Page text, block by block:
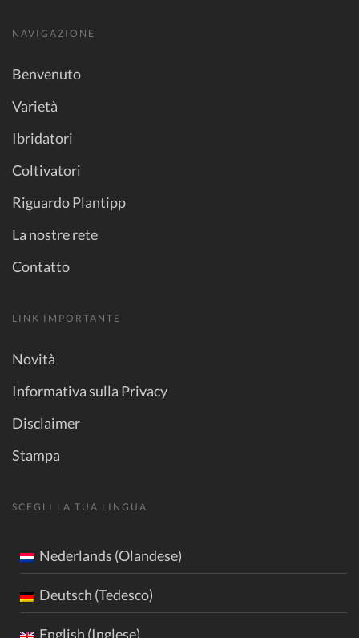
NAVIGAZIONE
Benvenuto
Varietà
Ibridatori
Coltivatori
Riguardo Plantipp
La nostre rete
Contatto
LINK IMPORTANTE
Novità
Informativa sulla Privacy
Disclaimer
Stampa
SCEGLI LA TUA LINGUA
Nederlands (Olandese)
Deutsch (Tedesco)
English (Inglese)